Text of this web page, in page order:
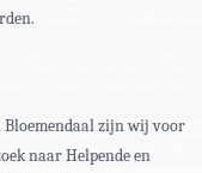
Bloemendaal zijn wij voor
naar Helpende en